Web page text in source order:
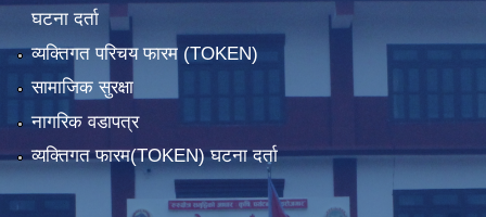
घटना दर्ता
व्यक्तिगत परिचय फारम (TOKEN)
सामाजिक सुरक्षा
नागरिक वडापत्र
व्यक्तिगत फारम(TOKEN) घटना दर्ता